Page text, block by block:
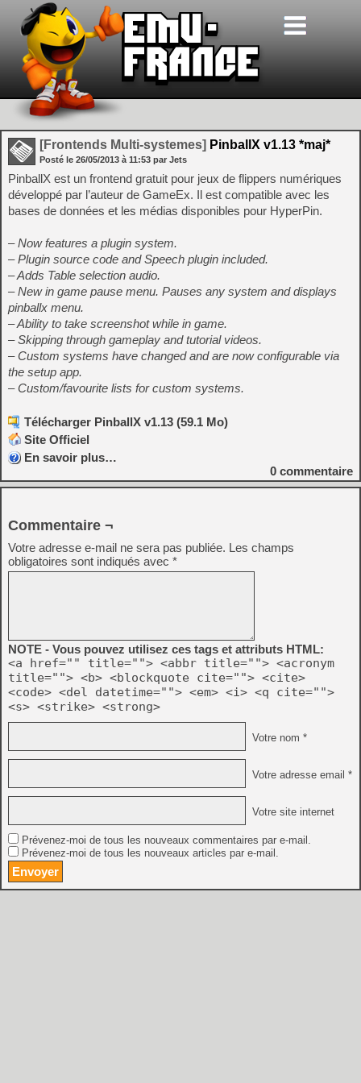
[Frontends Multi-systemes] PinballX v1.13 *maj*
Posté le 26/05/2013 à 11:53 par Jets
PinballX est un frontend gratuit pour jeux de flippers numériques
développé par l’auteur de GameEx. Il est compatible avec les
bases de données et les médias disponibles pour HyperPin.
– Now features a plugin system.
– Plugin source code and Speech plugin included.
– Adds Table selection audio.
– New in game pause menu. Pauses any system and displays
pinballx menu.
– Ability to take screenshot while in game.
– Skipping through gameplay and tutorial videos.
– Custom systems have changed and are now configurable via
the setup app.
– Custom/favourite lists for custom systems.
Télécharger PinballX v1.13 (59.1 Mo)
Site Officiel
En savoir plus…
0 commentaire
Commentaire ¬
Votre adresse e-mail ne sera pas publiée. Les champs
obligatoires sont indiqués avec *
NOTE - Vous pouvez utilisez ces tags et attributs HTML:
<a href="" title=""> <abbr title=""> <acronym
title=""> <b> <blockquote cite=""> <cite>
<code> <del datetime=""> <em> <i> <q cite="">
<s> <strike> <strong>
Votre nom *
Votre adresse email *
Votre site internet
Prévenez-moi de tous les nouveaux commentaires par e-mail.
Prévenez-moi de tous les nouveaux articles par e-mail.